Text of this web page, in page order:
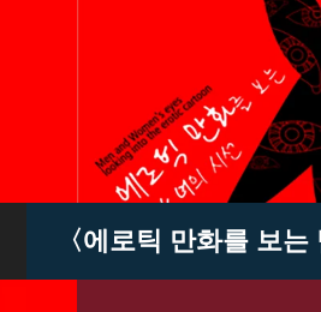
〈에로틱 만화를 보는